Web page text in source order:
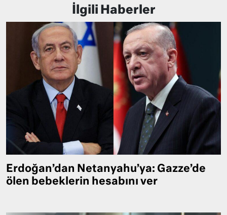
İlgili Haberler
Erdoğan’dan Netanyahu’ya: Gazze’de
ölen bebeklerin hesabını ver